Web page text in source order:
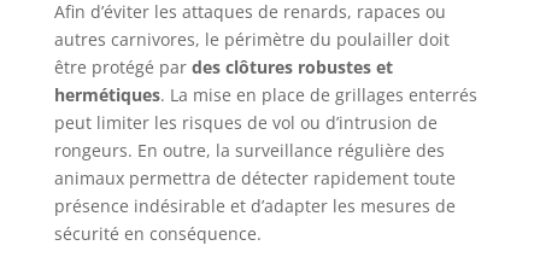
Afin d’éviter les attaques de renards, rapaces ou
autres carnivores, le périmètre du poulailler doit
être protégé par des clôtures robustes et
hermétiques. La mise en place de grillages enterrés
peut limiter les risques de vol ou d’intrusion de
rongeurs. En outre, la surveillance régulière des
animaux permettra de détecter rapidement toute
présence indésirable et d’adapter les mesures de
sécurité en conséquence.